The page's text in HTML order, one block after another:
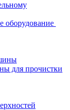
оборудование
для прочистки